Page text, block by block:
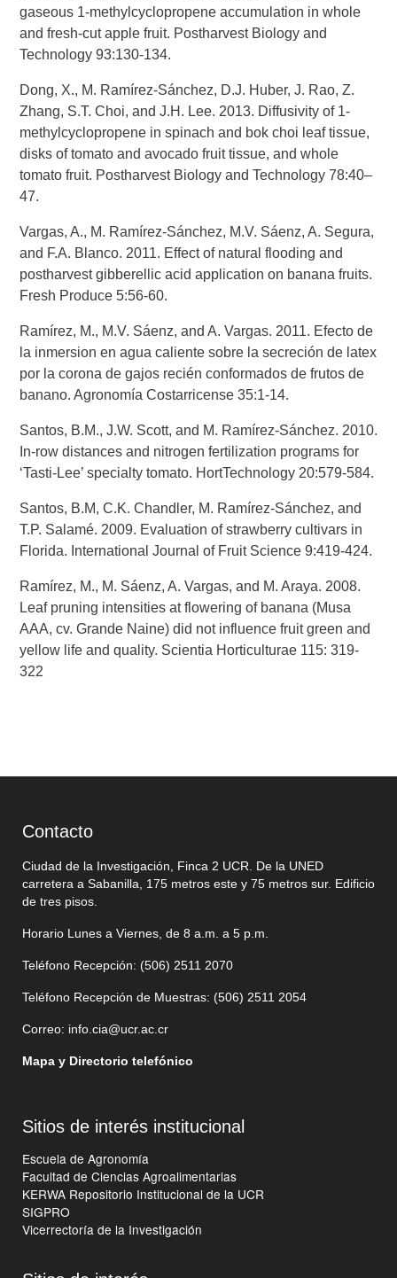
gaseous 1-methylcyclopropene accumulation in whole
and fresh-cut apple fruit. Postharvest Biology and
Technology 93:130-134.
Dong, X., M. Ramírez-Sánchez, D.J. Huber, J. Rao, Z.
Zhang, S.T. Choi, and J.H. Lee. 2013. Diffusivity of 1-
methylcyclopropene in spinach and bok choi leaf tissue,
disks of tomato and avocado fruit tissue, and whole
tomato fruit. Postharvest Biology and Technology 78:40–
47.
Vargas, A., M. Ramírez-Sánchez, M.V. Sáenz, A. Segura,
and F.A. Blanco. 2011. Effect of natural flooding and
postharvest gibberellic acid application on banana fruits.
Fresh Produce 5:56-60.
Ramírez, M., M.V. Sáenz, and A. Vargas. 2011. Efecto de
la inmersion en agua caliente sobre la secreción de latex
por la corona de gajos recién conformados de frutos de
banano. Agronomía Costarricense 35:1-14.
Santos, B.M., J.W. Scott, and M. Ramírez-Sánchez. 2010.
In-row distances and nitrogen fertilization programs for
‘Tasti-Lee’ specialty tomato. HortTechnology 20:579-584.
Santos, B.M, C.K. Chandler, M. Ramírez-Sánchez, and
T.P. Salamé. 2009. Evaluation of strawberry cultivars in
Florida. International Journal of Fruit Science 9:419-424.
Ramírez, M., M. Sáenz, A. Vargas, and M. Araya. 2008.
Leaf pruning intensities at flowering of banana (Musa
AAA, cv. Grande Naine) did not influence fruit green and
yellow life and quality. Scientia Horticulturae 115: 319-
322
Contacto
Ciudad de la Investigación, Finca 2 UCR. De la UNED
carretera a Sabanilla, 175 metros este y 75 metros sur. Edificio
de tres pisos.
Horario Lunes a Viernes, de 8 a.m. a 5 p.m.
Teléfono Recepción: (506) 2511 2070
Teléfono Recepción de Muestras: (506) 2511 2054
Correo: info.cia@ucr.ac.cr
Mapa y Directorio telefónico
Sitios de interés institucional
Escuela de Agronomía
Facultad de Ciencias Agroalimentarias
KERWA Repositorio Institucional de la UCR
SIGPRO
Vicerrectoría de la Investigación